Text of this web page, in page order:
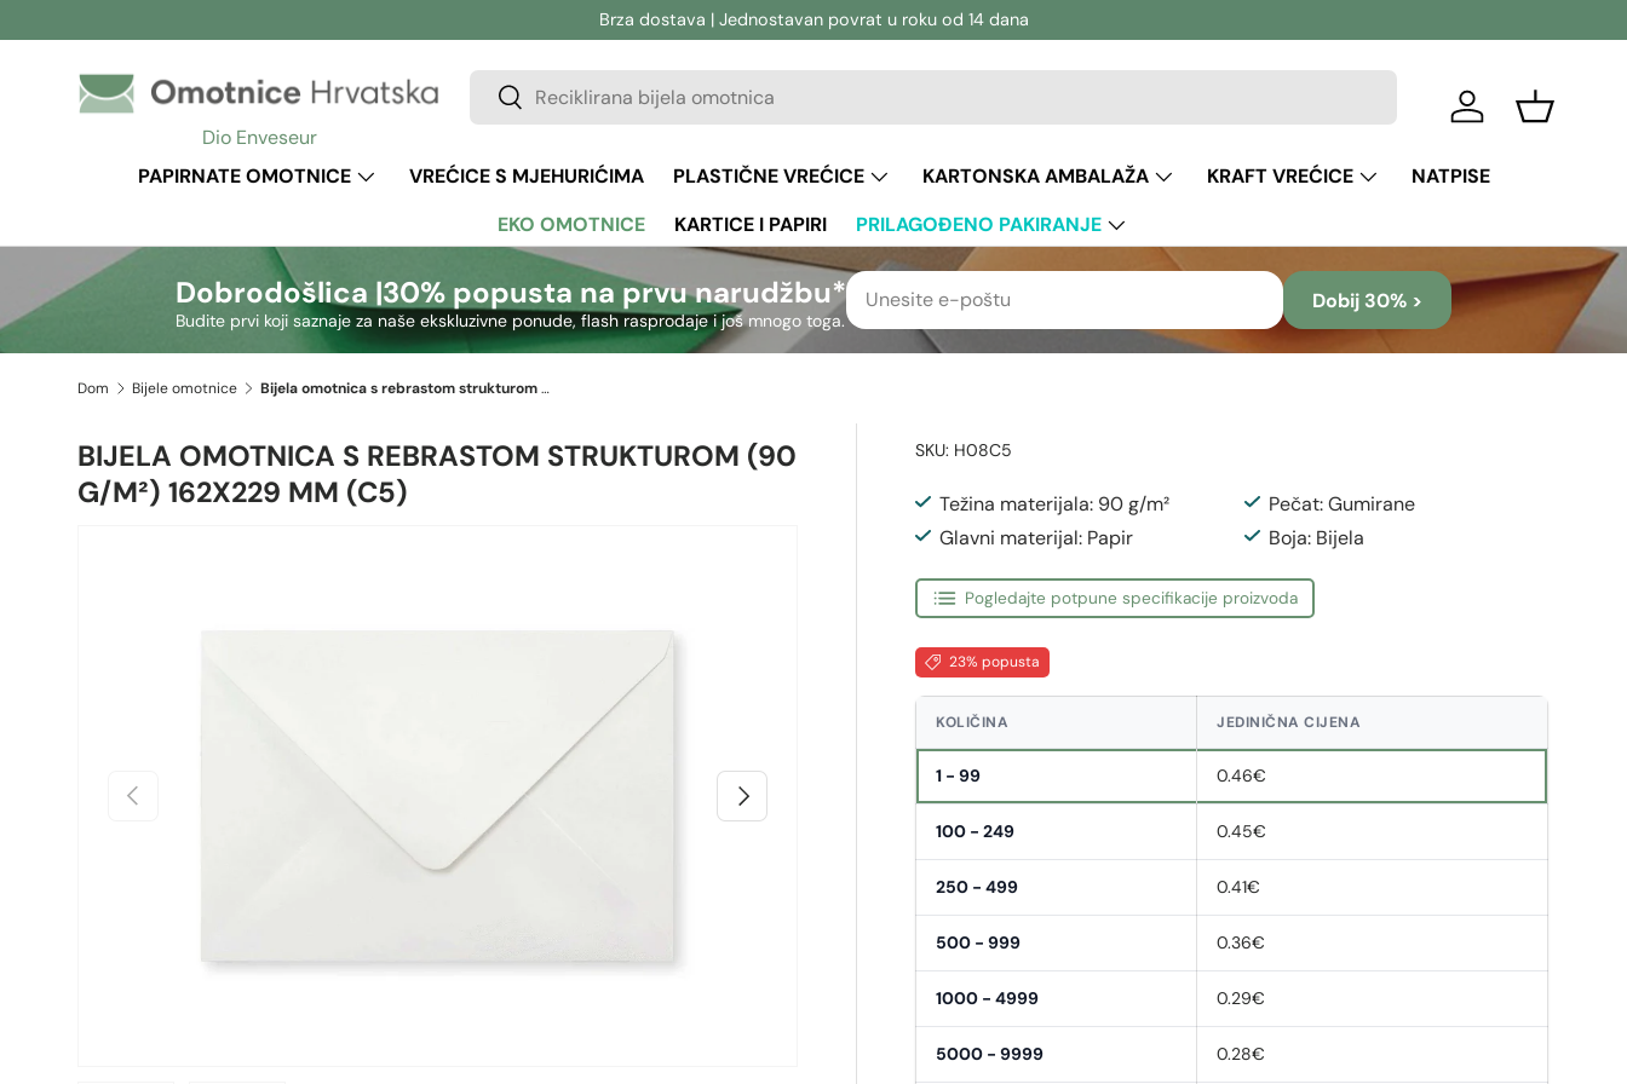
Preskoči na sadržaj
Brza dostava | Jednostavan povrat u roku od 14 dana
Dio Enveseur
Pretraživanje
Pretraživanje
Prijava Košara
PAPIRNATE OMOTNICE VREĆICE S MJEHURIĆIMA PLASTIČNE VREĆICE KARTONSKA AMBALAŽA KRAFT VREĆICE
NATPISE
EKO OMOTNICE
KARTICE I PAPIRI PRILAGOĐENO PAKIRANJE
Dobrodošlica |30% popusta na prvu narudžbu*
Budite prvi koji saznaje za naše ekskluzivne ponude, flash rasprodaje i još mnogo toga.
Dobij 30% >
Dom Bijele omotnice Bijela omotnica s rebrastom strukturom (90 g/m²) 162x229 mm (C5)
BIJELA OMOTNICA S REBRASTOM STRUKTUROM (90
G/M²) 162X229 MM (C5)
Prethodno Sljedeći
SKU: H08C5
Težina materijala: 90 g/m²
Pečat: Gumirane
Glavni materijal: Papir
Boja: Bijela
Pogledajte potpune specifikacije proizvoda
23% popusta
KOLIČINA JEDINIČNA CIJENA
1 - 99 0.46€
100 - 249 0.45€
250 - 499 0.41€
500 - 999 0.36€
1000 - 4999 0.29€
5000 - 9999 0.28€